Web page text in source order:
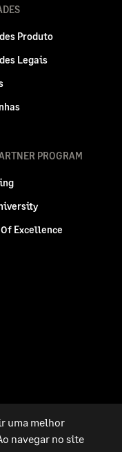
Produto
Legais
PROGRAM
Excellence
e Cookies
uma melhor
navegar no site